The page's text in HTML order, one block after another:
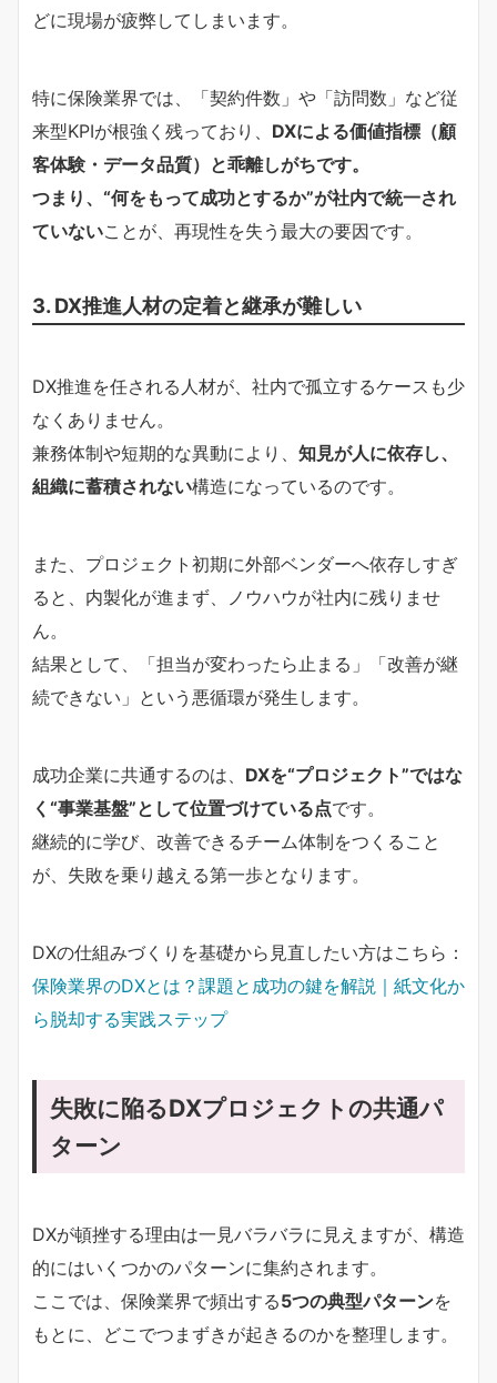
どに現場が疲弊してしまいます。
特に保険業界では、「契約件数」や「訪問数」など従
来型KPIが根強く残っており、 DXによる価値指標（顧
客体験・データ品質）と乖離しがちです。
つまり、“何をもって成功とするか”が社内で統一され
ていないことが、再現性を失う最大の要因です。
3. DX推進人材の定着と継承が難しい
DX推進を任される人材が、社内で孤立するケースも少
なくありません。
兼務体制や短期的な異動により、 知見が人に依存し、
組織に蓄積されない構造になっているのです。
また、プロジェクト初期に外部ベンダーへ依存しすぎ
ると、内製化が進まず、ノウハウが社内に残りませ
ん。
結果として、「担当が変わったら止まる」「改善が継
続できない」という悪循環が発生します。
成功企業に共通するのは、 DXを“プロジェクト”ではな
く“事業基盤”として位置づけている点です。
継続的に学び、改善できるチーム体制をつくること
が、失敗を乗り越える第一歩となります。
DXの仕組みづくりを基礎から見直したい方はこちら：
保険業界のDXとは？課題と成功の鍵を解説｜紙文化か
ら脱却する実践ステップ
失敗に陥るDXプロジェクトの共通パ
ターン
DXが頓挫する理由は一見バラバラに見えますが、構造
的にはいくつかのパターンに集約されます。
ここでは、保険業界で頻出する5つの典型パターンを
もとに、どこでつまずきが起きるのかを整理します。